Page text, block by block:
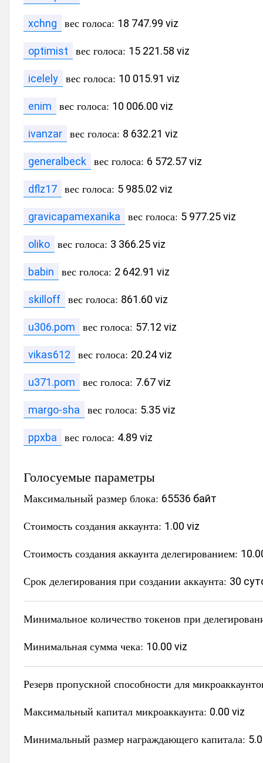
xchng вес голоса: 18 747.99 viz
optimist вес голоса: 15 221.58 viz
icelely вес голоса: 10 015.91 viz
enim вес голоса: 10 006.00 viz
ivanzar вес голоса: 8 632.21 viz
generalbeck вес голоса: 6 572.57 viz
dflz17 вес голоса: 5 985.02 viz
gravicapamexanika вес голоса: 5 977.25 viz
oliko вес голоса: 3 366.25 viz
babin вес голоса: 2 642.91 viz
skilloff вес голоса: 861.60 viz
u306.pom вес голоса: 57.12 viz
vikas612 вес голоса: 20.24 viz
u371.pom вес голоса: 7.67 viz
margo-sha вес голоса: 5.35 viz
ppxba вес голоса: 4.89 viz
Голосуемые параметры
Максимальный размер блока: 65536 байт
Стоимость создания аккаунта: 1.00 viz
Стоимость создания аккаунта делегированием:
Срок делегирования при создании аккаунта: 30
Минимальное количество токенов при
Минимальная сумма чека: 10.00 viz
Резерв пропускной способности для
Максимальный капитал микроаккаунта: 0.00 viz
Минимальный размер награждающего капитала: